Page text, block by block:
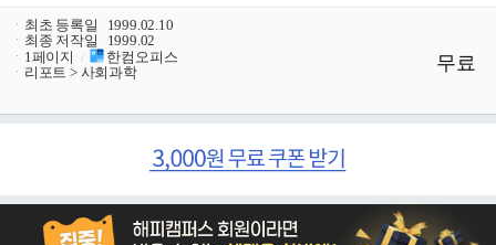
ㆍ 최초 등록일
1999.02.10
ㆍ 최종 저작일
1999.02
ㆍ 1페이지 /
한컴오피스
ㆍ 리포트 > 사회과학 무료